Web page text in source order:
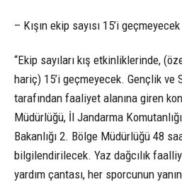
– Kışın ekip sayısı 15’i geçmeyecek
“Ekip sayıları kış etkinliklerinde,
hariç) 15’i geçmeyecek. Gençlik ve
tarafından faaliyet alanına giren
Müdürlüğü, İl Jandarma
Bakanlığı 2. Bölge Müdürlüğü 48
bilgilendirilecek. Yaz dağcılık
yardım çantası, her sporcunun